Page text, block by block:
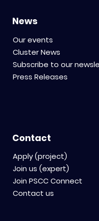
News
Our events
Cluster News
Subscribe to our
Press Releases
Contact
Apply (project)
Join us (expert)
Join PSCC Connect
Contact us